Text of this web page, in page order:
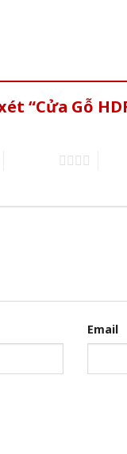
“Cửa Gỗ HDF
Email